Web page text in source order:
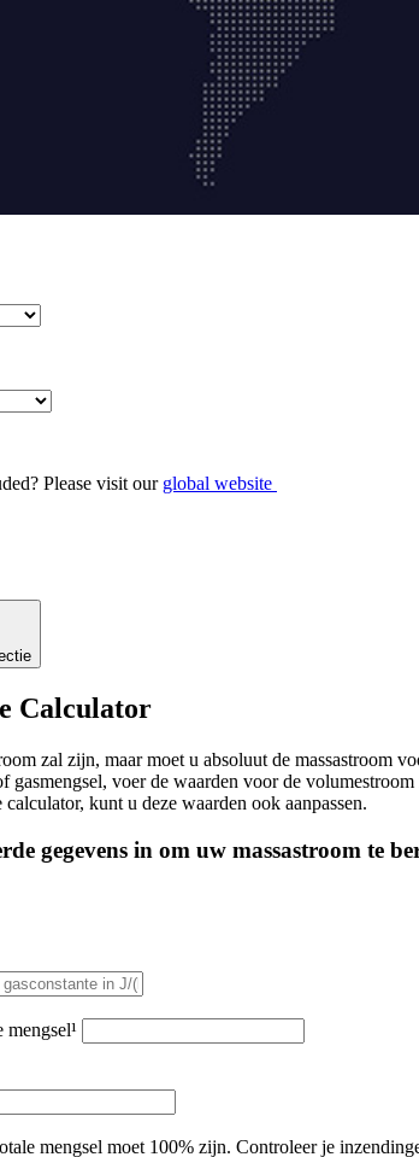
Please visit our global website
Calculator
zal zijn, maar moet u absoluut de massastroom
gasmengsel, voer de waarden voor de
kunt u deze waarden ook aanpassen.
gegevens in om uw massastroom te
mengsel¹
mengsel moet 100% zijn. Controleer je